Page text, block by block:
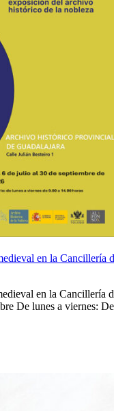
en la Cancillería
en la Cancillería
De lunes a viernes: De